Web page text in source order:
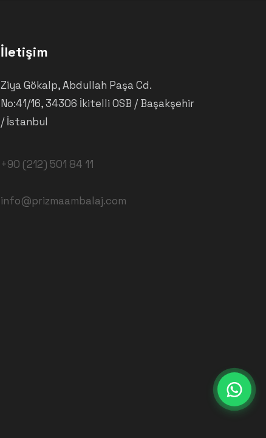
İletişim
Ziya Gökalp, Abdullah Paşa Cd.
No:41/16, 34306 İkitelli OSB / Başakşehir
/ İstanbul
+90 (212) 501 84 11
info@prizmaambalaj.com